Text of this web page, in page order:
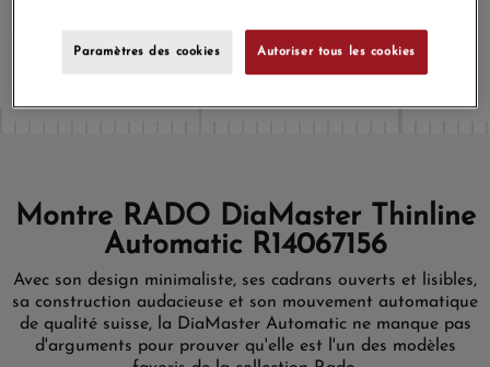
Montre RADO DiaMaster Thinline
Automatic R14067156
Avec son design minimaliste, ses cadrans ouverts et lisibles,
sa construction audacieuse et son mouvement automatique
de qualité suisse, la DiaMaster Automatic ne manque pas
d'arguments pour prouver qu'elle est l'un des modèles
Paramètres des cookies Autoriser tous les cookies